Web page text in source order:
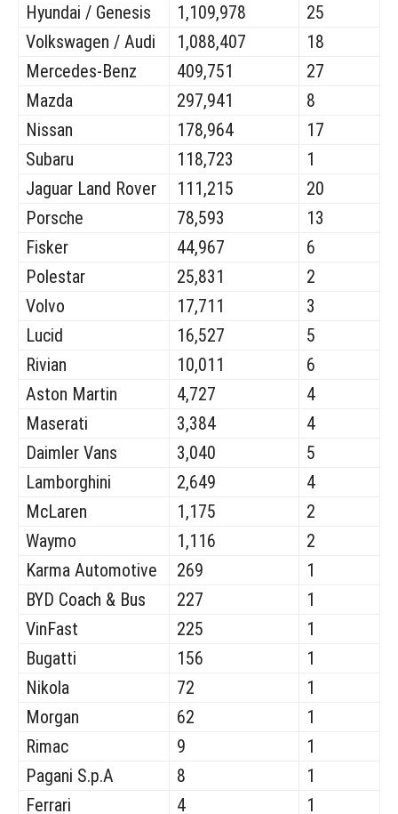
Hyundai / Genesis
1,109,978
25
Volkswagen / Audi
1,088,407
18
Mercedes-Benz
409,751
27
Mazda
297,941
8
Nissan
178,964
17
Subaru
118,723
1
Jaguar Land Rover
111,215
20
Porsche
78,593
13
Fisker
44,967
6
Polestar
25,831
2
Volvo
17,711
3
Lucid
16,527
5
Rivian
10,011
6
Aston Martin
4,727
4
Maserati
3,384
4
Daimler Vans
3,040
5
Lamborghini
2,649
4
McLaren
1,175
2
Waymo
1,116
2
Karma Automotive
269
1
BYD Coach & Bus
227
1
VinFast
225
1
Bugatti
156
1
Nikola
72
1
Morgan
62
1
Rimac
9
1
Pagani S.p.A
8
1
Ferrari
4 1